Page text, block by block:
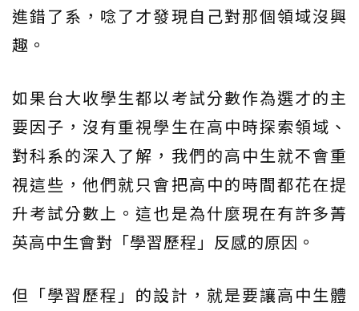
進錯了系，唸了才發現自己對那個領域沒興
趣。
如果台大收學生都以考試分數作為選才的主
要因子，沒有重視學生在高中時探索領域、
對科系的深入了解，我們的高中生就不會重
視這些，他們就只會把高中的時間都花在提
升考試分數上。這也是為什麼現在有許多菁
英高中生會對「學習歷程」反感的原因。
但「學習歷程」的設計，就是要讓高中生體